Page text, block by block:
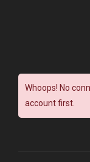
Whoops! No
account first.